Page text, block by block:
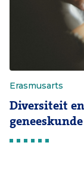
Erasmusarts
Diversiteit
geneeskunde